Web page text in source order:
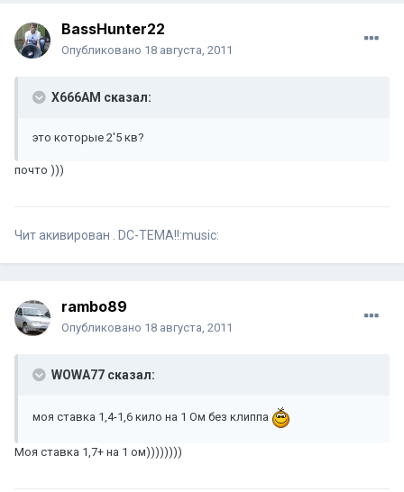
BassHunter22
Опубликовано 18 августа, 2011
X666AM сказал:
это которые 2'5 кв?
почто )))
Чит акивирован . DC-ТЕМА!!:music:
rambo89
Опубликовано 18 августа, 2011
WOWA77 сказал:
моя ставка 1,4-1,6 кило на 1 Ом без клиппа
Моя ставка 1,7+ на 1 ом))))))))